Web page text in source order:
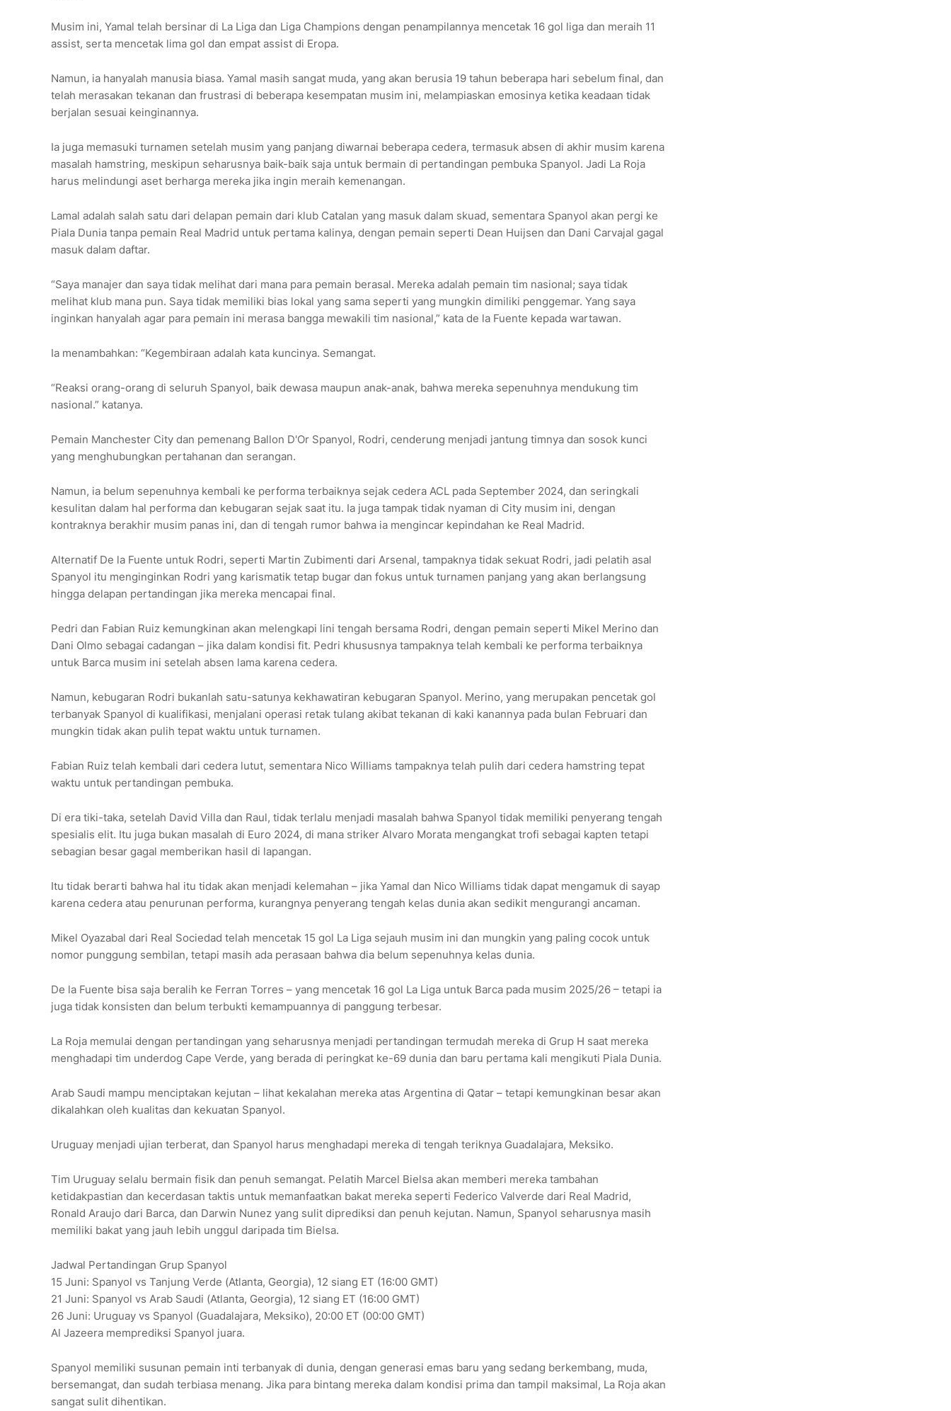
Musim ini, Yamal telah bersinar di La Liga dan Liga Champions dengan penampilannya mencetak 16 gol liga dan meraih 11
assist, serta mencetak lima gol dan empat assist di Eropa.
Namun, ia hanyalah manusia biasa. Yamal masih sangat muda, yang akan berusia 19 tahun beberapa hari sebelum final, dan
telah merasakan tekanan dan frustrasi di beberapa kesempatan musim ini, melampiaskan emosinya ketika keadaan tidak
berjalan sesuai keinginannya.
Ia juga memasuki turnamen setelah musim yang panjang diwarnai beberapa cedera, termasuk absen di akhir musim karena
masalah hamstring, meskipun seharusnya baik-baik saja untuk bermain di pertandingan pembuka Spanyol. Jadi La Roja
harus melindungi aset berharga mereka jika ingin meraih kemenangan.
Lamal adalah salah satu dari delapan pemain dari klub Catalan yang masuk dalam skuad, sementara Spanyol akan pergi ke
Piala Dunia tanpa pemain Real Madrid untuk pertama kalinya, dengan pemain seperti Dean Huijsen dan Dani Carvajal gagal
masuk dalam daftar.
“Saya manajer dan saya tidak melihat dari mana para pemain berasal. Mereka adalah pemain tim nasional; saya tidak
melihat klub mana pun. Saya tidak memiliki bias lokal yang sama seperti yang mungkin dimiliki penggemar. Yang saya
inginkan hanyalah agar para pemain ini merasa bangga mewakili tim nasional,” kata de la Fuente kepada wartawan.
Ia menambahkan: “Kegembiraan adalah kata kuncinya. Semangat.
“Reaksi orang-orang di seluruh Spanyol, baik dewasa maupun anak-anak, bahwa mereka sepenuhnya mendukung tim
nasional.” katanya.
Pemain Manchester City dan pemenang Ballon D'Or Spanyol, Rodri, cenderung menjadi jantung timnya dan sosok kunci
yang menghubungkan pertahanan dan serangan.
Namun, ia belum sepenuhnya kembali ke performa terbaiknya sejak cedera ACL pada September 2024, dan seringkali
kesulitan dalam hal performa dan kebugaran sejak saat itu. Ia juga tampak tidak nyaman di City musim ini, dengan
kontraknya berakhir musim panas ini, dan di tengah rumor bahwa ia mengincar kepindahan ke Real Madrid.
Alternatif De la Fuente untuk Rodri, seperti Martin Zubimenti dari Arsenal, tampaknya tidak sekuat Rodri, jadi pelatih asal
Spanyol itu menginginkan Rodri yang karismatik tetap bugar dan fokus untuk turnamen panjang yang akan berlangsung
hingga delapan pertandingan jika mereka mencapai final.
Pedri dan Fabian Ruiz kemungkinan akan melengkapi lini tengah bersama Rodri, dengan pemain seperti Mikel Merino dan
Dani Olmo sebagai cadangan – jika dalam kondisi fit. Pedri khususnya tampaknya telah kembali ke performa terbaiknya
untuk Barca musim ini setelah absen lama karena cedera.
Namun, kebugaran Rodri bukanlah satu-satunya kekhawatiran kebugaran Spanyol. Merino, yang merupakan pencetak gol
terbanyak Spanyol di kualifikasi, menjalani operasi retak tulang akibat tekanan di kaki kanannya pada bulan Februari dan
mungkin tidak akan pulih tepat waktu untuk turnamen.
Fabian Ruiz telah kembali dari cedera lutut, sementara Nico Williams tampaknya telah pulih dari cedera hamstring tepat
waktu untuk pertandingan pembuka.
Di era tiki-taka, setelah David Villa dan Raul, tidak terlalu menjadi masalah bahwa Spanyol tidak memiliki penyerang tengah
spesialis elit. Itu juga bukan masalah di Euro 2024, di mana striker Alvaro Morata mengangkat trofi sebagai kapten tetapi
sebagian besar gagal memberikan hasil di lapangan.
Itu tidak berarti bahwa hal itu tidak akan menjadi kelemahan – jika Yamal dan Nico Williams tidak dapat mengamuk di sayap
karena cedera atau penurunan performa, kurangnya penyerang tengah kelas dunia akan sedikit mengurangi ancaman.
Mikel Oyazabal dari Real Sociedad telah mencetak 15 gol La Liga sejauh musim ini dan mungkin yang paling cocok untuk
nomor punggung sembilan, tetapi masih ada perasaan bahwa dia belum sepenuhnya kelas dunia.
De la Fuente bisa saja beralih ke Ferran Torres – yang mencetak 16 gol La Liga untuk Barca pada musim 2025/26 – tetapi ia
juga tidak konsisten dan belum terbukti kemampuannya di panggung terbesar.
La Roja memulai dengan pertandingan yang seharusnya menjadi pertandingan termudah mereka di Grup H saat mereka
menghadapi tim underdog Cape Verde, yang berada di peringkat ke-69 dunia dan baru pertama kali mengikuti Piala Dunia.
Arab Saudi mampu menciptakan kejutan – lihat kekalahan mereka atas Argentina di Qatar – tetapi kemungkinan besar akan
dikalahkan oleh kualitas dan kekuatan Spanyol.
Uruguay menjadi ujian terberat, dan Spanyol harus menghadapi mereka di tengah teriknya Guadalajara, Meksiko.
Tim Uruguay selalu bermain fisik dan penuh semangat. Pelatih Marcel Bielsa akan memberi mereka tambahan
ketidakpastian dan kecerdasan taktis untuk memanfaatkan bakat mereka seperti Federico Valverde dari Real Madrid,
Ronald Araujo dari Barca, dan Darwin Nunez yang sulit diprediksi dan penuh kejutan. Namun, Spanyol seharusnya masih
memiliki bakat yang jauh lebih unggul daripada tim Bielsa.
Jadwal Pertandingan Grup Spanyol
15 Juni: Spanyol vs Tanjung Verde (Atlanta, Georgia), 12 siang ET (16:00 GMT)
21 Juni: Spanyol vs Arab Saudi (Atlanta, Georgia), 12 siang ET (16:00 GMT)
26 Juni: Uruguay vs Spanyol (Guadalajara, Meksiko), 20:00 ET (00:00 GMT)
Al Jazeera memprediksi Spanyol juara.
Spanyol memiliki susunan pemain inti terbanyak di dunia, dengan generasi emas baru yang sedang berkembang, muda,
bersemangat, dan sudah terbiasa menang. Jika para bintang mereka dalam kondisi prima dan tampil maksimal, La Roja akan
sangat sulit dihentikan.